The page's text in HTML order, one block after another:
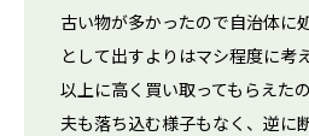
古い物が多かったので自治体に
として出すよりはマシ程度に考
以上に高く買い取ってもらえた
夫も落ち込む様子もなく、逆に